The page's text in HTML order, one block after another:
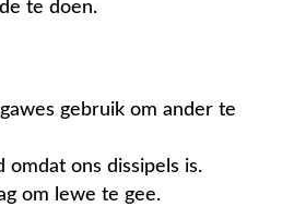
te doen.
gebruik om ander te
omdat ons dissipels is.
om lewe te gee.